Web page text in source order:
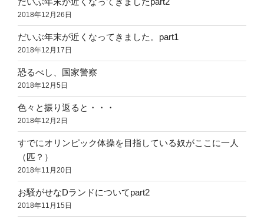
2018年12月26日
だいぶ年末が近くなってきました。part1
2018年12月17日
恐るべし、国家警察
2018年12月5日
色々と振り返ると・・・
2018年12月2日
すでにオリンピック体操を目指している奴がここに一人
（匹？）
2018年11月20日
お騒がせなDランドについてpart2
2018年11月15日